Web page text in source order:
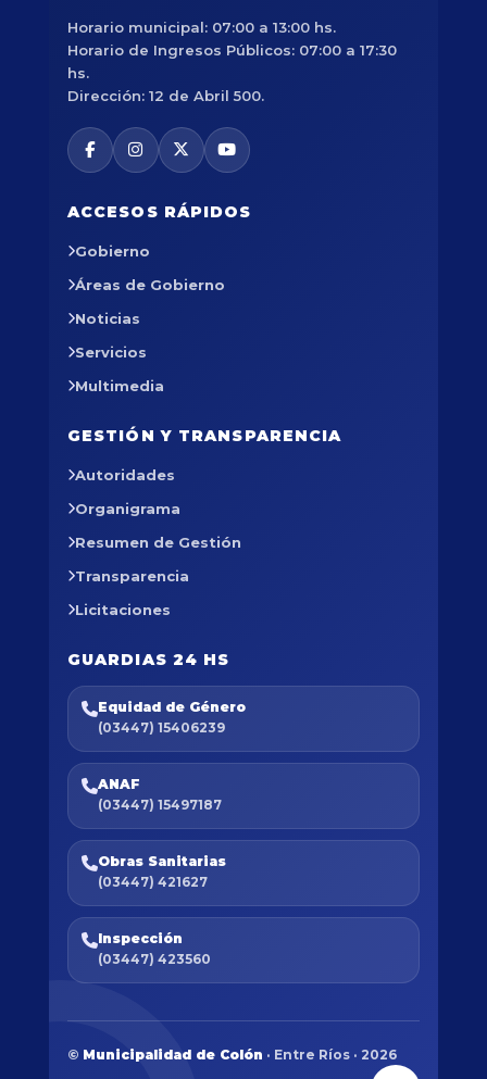
Horario municipal: 07:00 a 13:00 hs.
Horario de Ingresos Públicos: 07:00 a 17:30
hs.
Dirección: 12 de Abril 500.
ACCESOS RÁPIDOS
Gobierno
Áreas de Gobierno
Noticias
Servicios
Multimedia
GESTIÓN Y TRANSPARENCIA
Autoridades
Organigrama
Resumen de Gestión
Transparencia
Licitaciones
GUARDIAS 24 HS
Equidad de Género
(03447) 15406239
ANAF
(03447) 15497187
Obras Sanitarias
(03447) 421627
Inspección
(03447) 423560
© Municipalidad de Colón · Entre Ríos · 2026